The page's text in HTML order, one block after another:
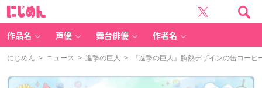
作品名 声優 舞台俳優 作者名
にじめん > ニュース > 進撃の巨人 > 『進撃の巨人』胸熱デザインの缶コーヒ